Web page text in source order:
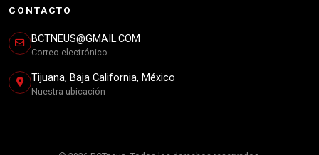
CONTACTO
BCTNEUS@GMAIL.COM
Correo electrónico
Tijuana, Baja California, México
Nuestra ubicación